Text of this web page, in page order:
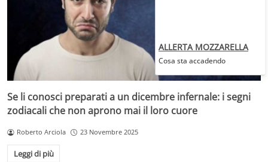
Se li conosci preparati a un dicembre infernale: i segni
zodiacali che non aprono mai il loro cuore
Roberto Arciola 23 Novembre 2025
Leggi di più
ALLERTA MOZZARELLA
Cosa sta accadendo